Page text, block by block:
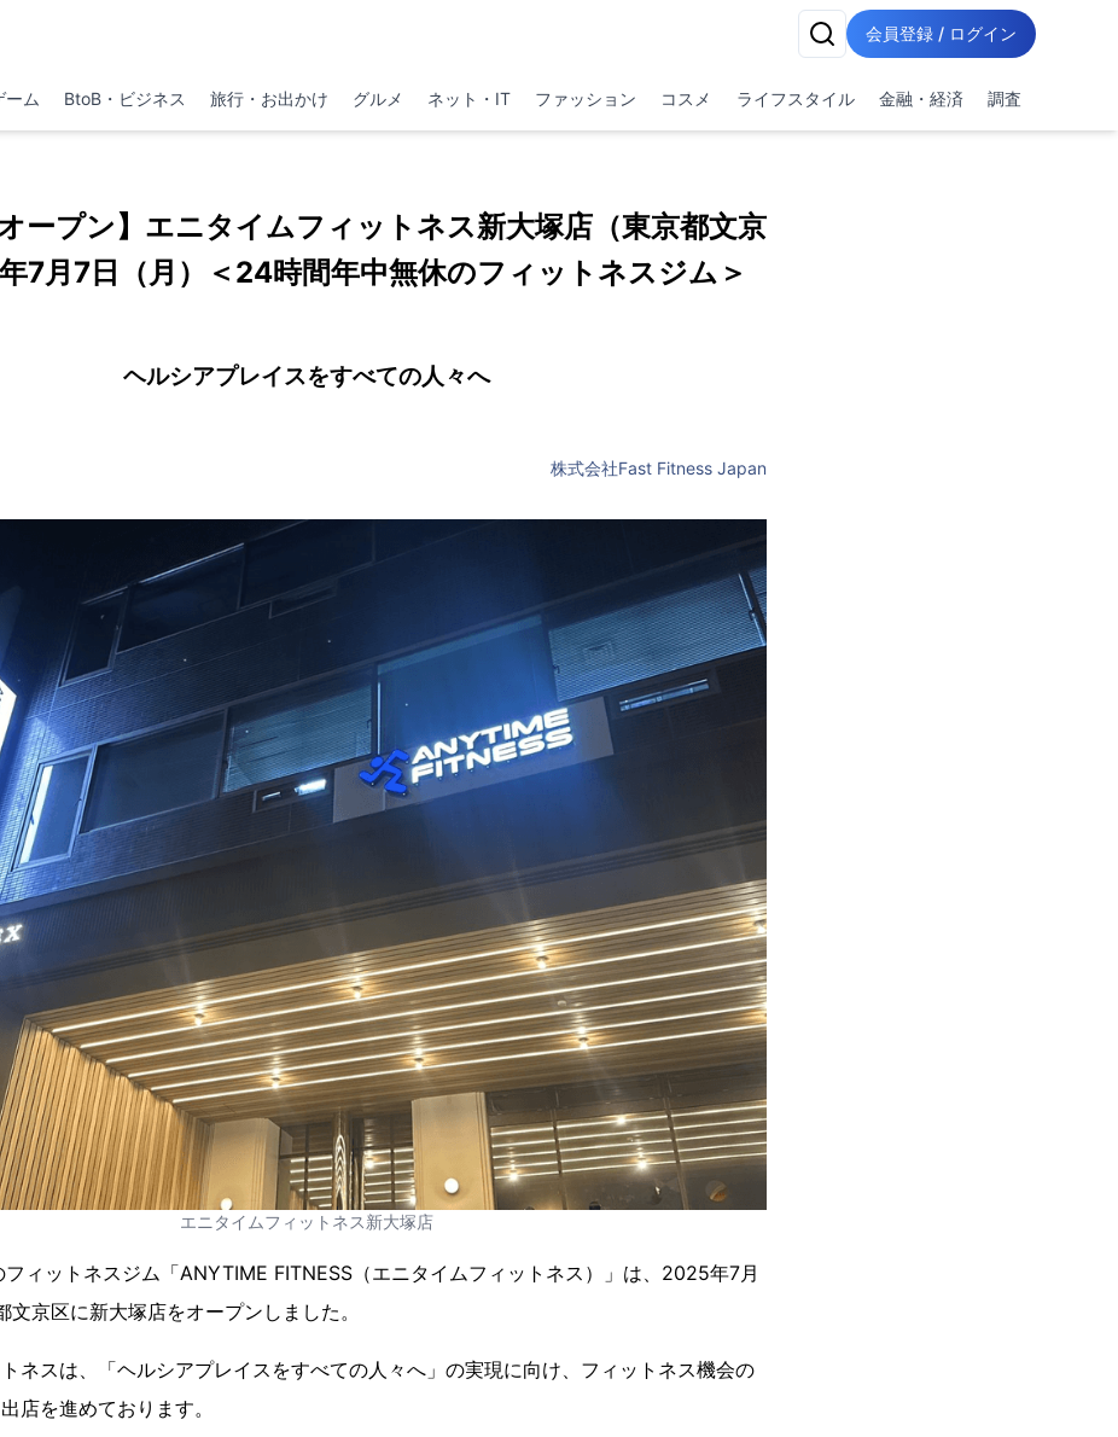
会員登録 / ログイン
ーム BtoB・ビジネス 旅行・お出かけ グルメ ネット・IT ファッション コスメ ライフスタイル 金融・経済 調査
オープン】エニタイムフィットネス新大塚店（東京都文京
7月7日（月）＜24時間年中無休のフィットネスジム＞
ヘルシアプレイスをすべての人々へ
株式会社Fast Fitness Japan
エニタイムフィットネス新大塚店
ィットネスジム「ANYTIME FITNESS（エニタイムフィットネス）」は、2025年7月
文京区に新大塚店をオープンしました。
ネスは、「ヘルシアプレイスをすべての人々へ」の実現に向け、フィットネス機会の
店を進めております。